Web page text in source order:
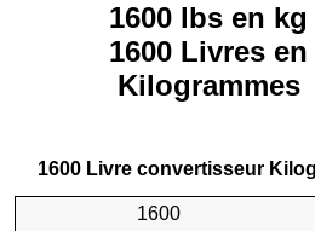
1600 lbs en kg
1600 Livres en
Kilogrammes
1600 Livre convertisseur